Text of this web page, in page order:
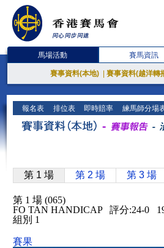
馬場活動 賽馬資訊
賽事資料(本地) 賽事資料(越洋轉
報名表 排位表 即時賠率 練馬師分場
第 1 場 第 2 場 第 3 場
第 1 場 (065)
FO TAN HANDICAP 評分:24-0
組別 1
賽果